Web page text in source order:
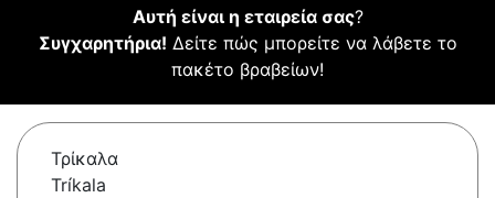
Αυτή είναι η εταιρεία σας?
Συγχαρητήρια! Δείτε πώς μπορείτε να λάβετε το
πακέτο βραβείων!
Τρίκαλα
Tríkala